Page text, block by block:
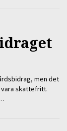
men det
skattefritt.